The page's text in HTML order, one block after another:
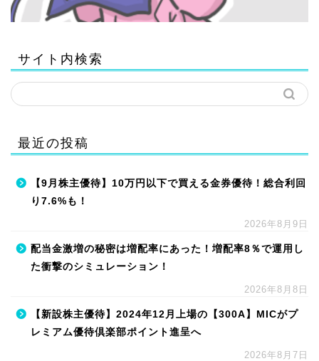
サイト内検索
最近の投稿
【9月株主優待】10万円以下で買える金券優待！総合利回
り7.6%も！
2026年8月9日
配当金激増の秘密は増配率にあった！増配率8％で運用し
た衝撃のシミュレーション！
2026年8月8日
【新設株主優待】2024年12月上場の【300A】MICがプ
レミアム優待倶楽部ポイント進呈へ
2026年8月7日